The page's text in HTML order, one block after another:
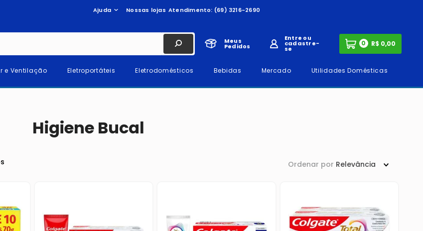
Ajuda Nossas lojas Atendimento: (69) 3216-2690
Meus
Pedidos
Entre ou
cadastre-
se
0
e Ventilação Eletroportáteis Eletrodomésticos Bebidas Mercado Utilidades Domésticas
Higiene Bucal
Ordenar por Relevância